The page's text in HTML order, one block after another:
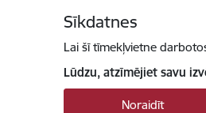
Sīkdatnes
Lai šī tīmekļvietne
Lūdzu, atzīmējiet savu
Noraidīt